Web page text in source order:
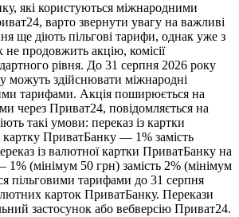
які користуються міжнародними
варто звернути увагу на важливі
ще діють пільгові тарифи, однак уже з
продовжить акцію, комісії
рівня. До 31 серпня 2026 року
можуть здійснювати міжнародні
тарифами. Акція поширюється на
через Приват24, повідомляється на
такі умови: переказ із картки
картку ПриватБанку — 1% замість
із валютної картки ПриватБанку на
1% (мінімум 50 грн) замість 2% (мінімум
пільговими тарифами до 31 серпня
карток ПриватБанку. Перекази
застосунок або вебверсію Приват24.